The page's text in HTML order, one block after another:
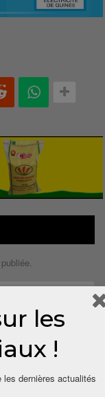
les
!
dernières actualités